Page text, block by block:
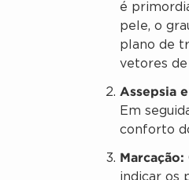
é
pele, o
plano de
vetores de
Assepsia
Em
conforto
Marcação:
indicar os